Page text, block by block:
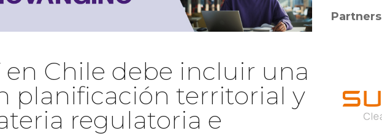
en Chile debe incluir una
planificación territorial y
regulatoria e
Partners